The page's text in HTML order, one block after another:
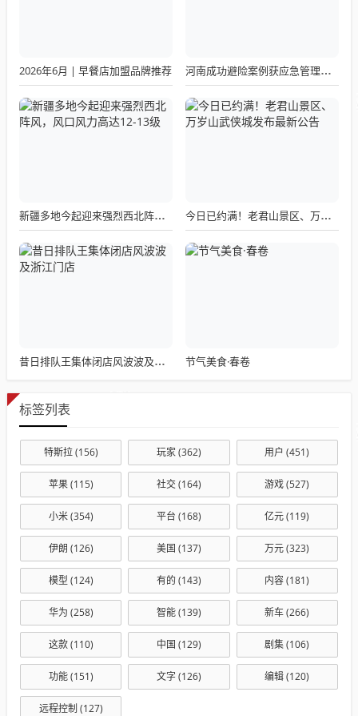
2026年6月 | 早餐店加盟品牌推荐 河南成功避险案例获应急管理部通报表扬
新疆多地今起迎来强烈西北阵风，风口风力高达12-13级 今日已约满！老君山景区、万岁山武侠城发布最新公告
昔日排队王集体闭店风波波及浙江门店 节气美食·春卷
标签列表
特斯拉(156) 玩家(362) 用户 (451)
苹果(115) 社交(164) 游戏(527)
小米(354) 平台 (168) 亿元(119)
伊朗 (126) 美国 (137) 万元(323)
模型 (124) 有的 (143) 内容(181)
华为 (258) 智能(139) 新车(266)
这款(110) 中国 (129) 剧集(106)
功能(151) 文字(126) 编辑(120)
远程控制 (127)